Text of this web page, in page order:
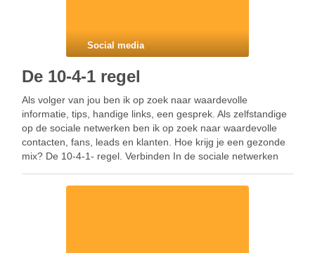
Social media
De 10-4-1 regel
Als volger van jou ben ik op zoek naar waardevolle
informatie, tips, handige links, een gesprek. Als zelfstandige
op de sociale netwerken ben ik op zoek naar waardevolle
contacten, fans, leads en klanten. Hoe krijg je een gezonde
mix? De 10-4-1- regel. Verbinden In de sociale netwerken